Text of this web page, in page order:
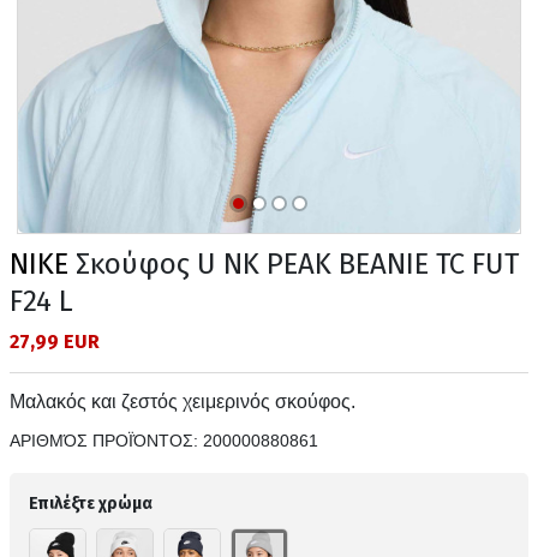
NIKE Σκούφος U NK PEAK BEANIE TC FUT
F24 L
27,99 EUR
Μαλακός και ζεστός χειμερινός σκούφος.
ΑΡΙΘΜΌΣ ΠΡΟΪΌΝΤΟΣ: 200000880861
Επιλέξτε χρώμα